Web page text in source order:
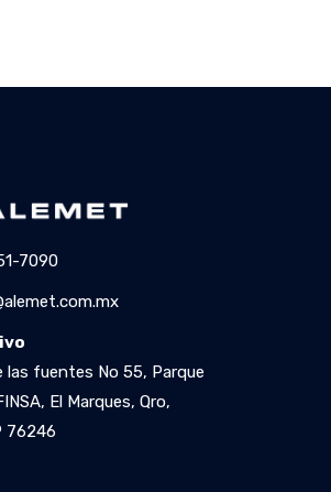
7090
las fuentes No 55, Parque
El Marques, Qro,
76246